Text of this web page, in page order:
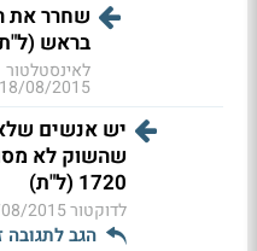
שחרר את
בראש
לאינסטלטור
18/08/2015 10:17
יש אנשים
שהשוק לא
1720 (ל"ת)
לדוקטור2015 09:57
הגב לתגובה